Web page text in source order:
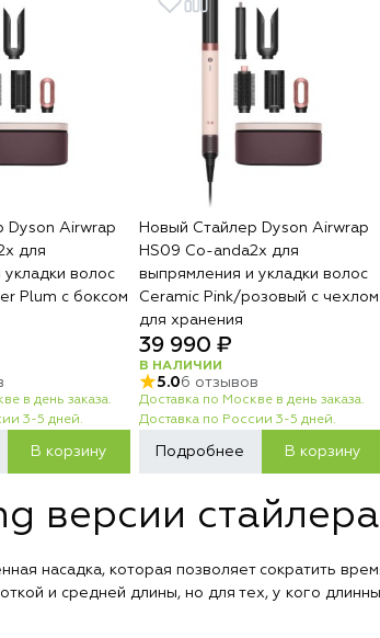
Dyson Airwrap
для
волос
Plum с боксом
в день заказа.
3-5 дней.
В корзину
Новый Стайлер Dyson Airwrap
HS09 Co-anda2x для
выпрямления и укладки волос
Ceramic Pink/розовый с чехлом
для хранения
39 990 ₽
В НАЛИЧИИ
5.06 отзывов
Доставка по Москве в день заказа.
Доставка по России 3-5 дней.
Подробнее В корзину
версии
насадка, которая позволяет сократить
и средней длины, но для тех, у кого